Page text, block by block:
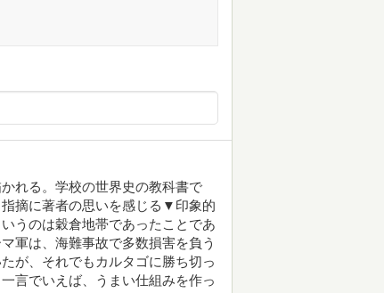
れる。学校の世界史の教科書で
摘に著者の思いを感じる▼印象的
うのは穀倉地帯であったことであ
軍は、海難事故で多数損害を負う
が、それでもカルタゴに勝ち切っ
言でいえば、うまい仕組みを作っ